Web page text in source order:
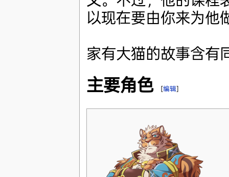
以现在要由你来为他
家有大猫的故事含有
主要角色 [编辑]